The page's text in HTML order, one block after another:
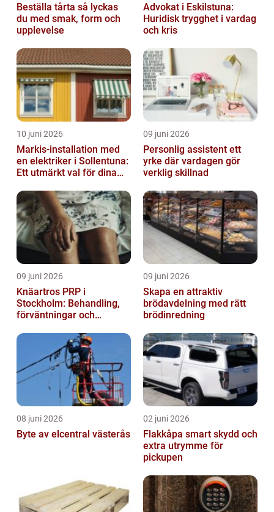
Beställa tårta så lyckas
du med smak, form och
upplevelse
Advokat i Eskilstuna:
Huridisk trygghet i vardag
och kris
10 juni 2026
Markis-installation med
en elektriker i Sollentuna:
Ett utmärkt val för dina
09 juni 2026
Personlig assistent ett
yrke där vardagen gör
verklig skillnad
09 juni 2026
Knäartros PRP i
Stockholm: Behandling,
förväntningar och
09 juni 2026
Skapa en attraktiv
brödavdelning med rätt
brödinredning
08 juni 2026
Byte av elcentral västerås
02 juni 2026
Flakkåpa smart skydd och
extra utrymme för
pickupen